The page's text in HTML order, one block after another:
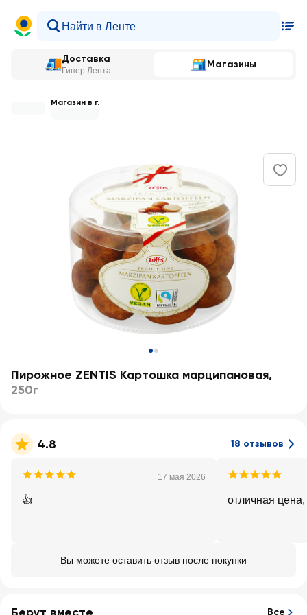
Доставка
Гипер Лента
Магазины
Магазин в г.
Пирожное ZENTIS Картошка марципановая,
250г
4.8 18 отзывов
17 мая 2026
👍 отличная
Вы можете оставить отзыв после покупки
Все